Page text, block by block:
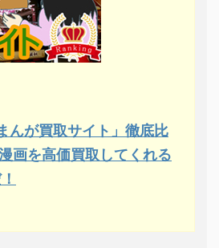
んが買取サイト」徹底比
画を高価買取してくれる